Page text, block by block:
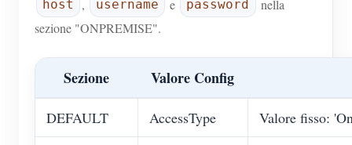
host , username e password
nella
sezione "ONPREMISE".
Sezione Valore Config
DEFAULT AccessType Valore fisso: